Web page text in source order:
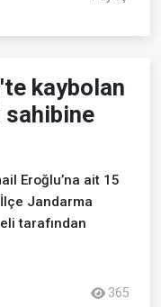
kaybolan
sahibine
Eroğlu’na ait 15
Jandarma
tarafından
365